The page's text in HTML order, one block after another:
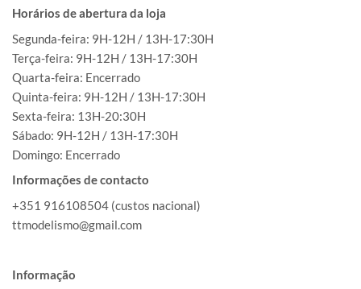
Horários de abertura da loja
Segunda-feira: 9H-12H / 13H-17:30H
Terça-feira: 9H-12H / 13H-17:30H
Quarta-feira: Encerrado
Quinta-feira: 9H-12H / 13H-17:30H
Sexta-feira: 13H-20:30H
Sábado: 9H-12H / 13H-17:30H
Domingo: Encerrado
Informações de contacto
+351 916108504 (custos nacional)
ttmodelismo@gmail.com
Informação